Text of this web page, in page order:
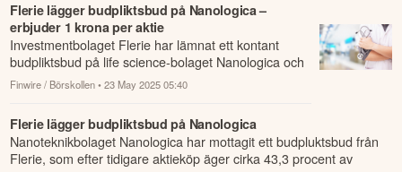
Flerie lägger budpliktsbud på Nanologica –
erbjuder 1 krona per aktie
Investmentbolaget Flerie har lämnat ett kontant
budpliktsbud på life science-bolaget Nanologica och
erbjuder 1,00 krona per aktie.
Finwire / Börskollen • 23 May 2025 05:40
Flerie lägger budpliktsbud på Nanologica
Nanoteknikbolaget Nanologica har mottagit ett budpluktsbud från
Flerie, som efter tidigare aktieköp äger cirka 43,3 procent av